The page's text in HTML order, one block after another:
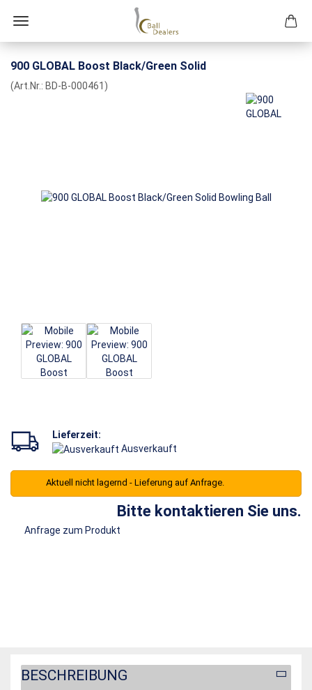
900 GLOBAL Boost Black/Green Solid
(Art.Nr.: BD-B-000461 )
Lieferzeit:
Ausverkauft
Aktuell nicht lagernd - Lieferung auf Anfrage.
Bitte kontaktieren Sie uns.
Anfrage zum Produkt
BESCHREIBUNG